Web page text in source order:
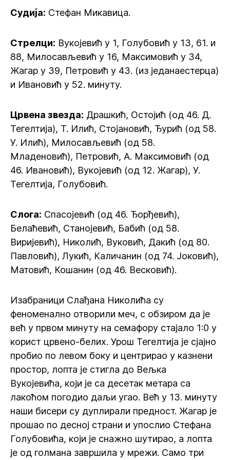
Судија: Стефан Микавица.
Стрелци: Вукојевић у 1, Голубовић у 13, 61. и
88, Милосављевић у 16, Максимовић у 34,
Жагар у 39, Петровић у 43. (из једанаестерца)
и Ивановић у 52. минуту.
Црвена звезда: Драшкић, Остојић (од 46. Д.
Тегелтија), Т. Илић, Стојановић, Ђурић (од 58.
У. Илић), Милосављевић (од 58.
Младеновић), Петровић, А. Максимовић (од
46. Ивановић), Вукојевић (од 12. Жагар), У.
Тегелтија, Голубовић.
Слога: Спасојевић (од 46. Ђорђевић),
Белаћевић, Станојевић, Бабић (од 58.
Виријевић), Николић, Вуковић, Дакић (од 80.
Павловић), Лукић, Каличанин (од 74. Јоковић),
Матовић, Кошанин (од 46. Весковић).
Изабраници Слађана Николића су
феноменално отворили меч, с обзиром да је
већ у првом минуту на семафору стајало 1:0 у
корист црвено-белих. Урош Тегелтија је сјајно
пробио по левом боку и центрирао у казнени
простор, лопта је стигла до Вељка
Вукојевића, који је са десетак метара са
лакоћом погодио даљи угао. Већ у 13. минуту
наши бисери су дуплирали предност. Жагар је
прошао по десној страни и упослио Стефана
Голубовића, који је снажно шутирао, а лопта
је од голмана завршила у мрежи. Само три